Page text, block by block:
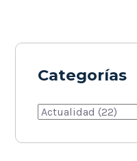
Categorías